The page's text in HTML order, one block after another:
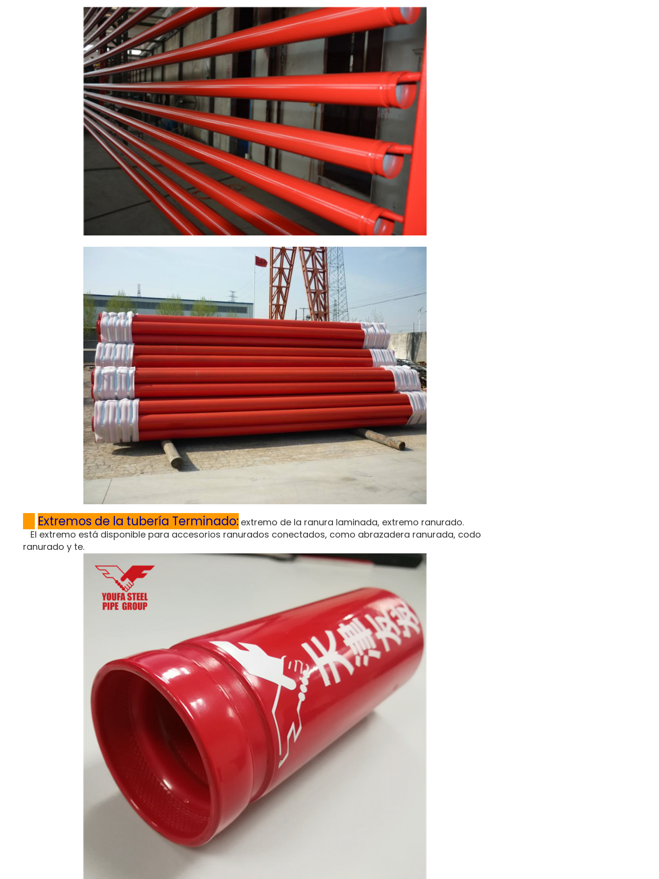
Extremos de la tubería Terminado: extremo de la ranura laminada, extremo ranurado.
El extremo está disponible para accesorios ranurados conectados, como abrazadera ranurada, codo
ranurado y te.